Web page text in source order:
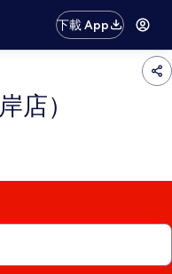
下載 App
店）